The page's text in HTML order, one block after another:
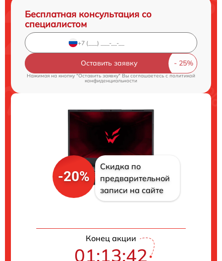
Бесплатная консультация со
специалистом
Оставить заявку
Нажимая на кнопку "Оставить заявку" Вы соглашаетесь cполитикой
конфиденциальности
-20%
Скидка по
предварительной
записи на сайте
Конец акции
01:13:41